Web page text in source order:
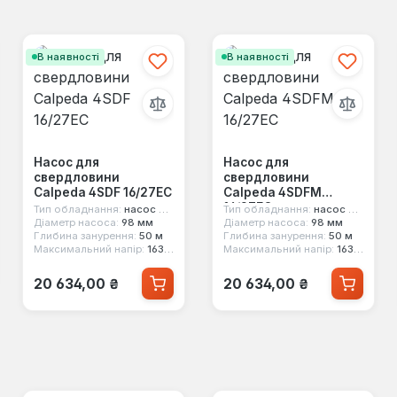
В наявності
Насос для
свердловини
Calpeda 4SDF 16/27EC
Тип обладнання: насос для свердловини
Діаметр насоса: 98 мм
Глибина занурення: 50 м
Максимальний напір: 163 м
Звичайна ціна:
20 634,00 ₴
В наявності
Насос для
свердловини
Calpeda 4SDFM
16/27EC
Тип обладнання: насос для свердловини
Діаметр насоса: 98 мм
Глибина занурення: 50 м
Максимальний напір: 163 м
Звичайна ціна:
20 634,00 ₴